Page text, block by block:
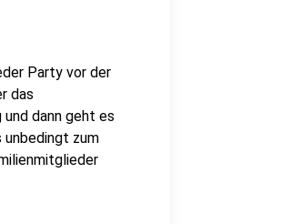
Party vor der
das
dann geht es
zum